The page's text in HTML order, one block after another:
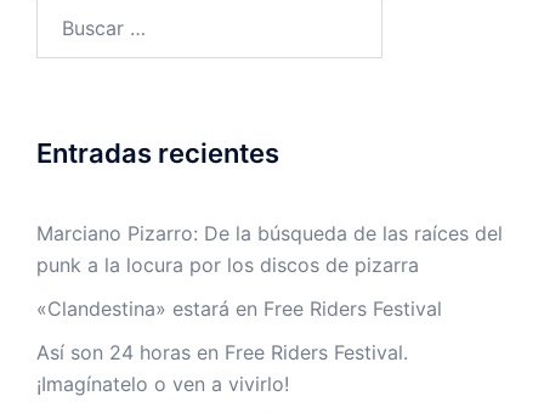
Entradas recientes
Marciano Pizarro: De la búsqueda de las raíces del
punk a la locura por los discos de pizarra
«Clandestina» estará en Free Riders Festival
Así son 24 horas en Free Riders Festival.
¡Imagínatelo o ven a vivirlo!